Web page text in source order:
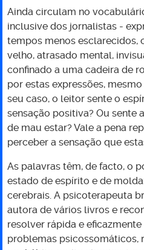
Ainda circulam no
inclusive dos jornalistas -
tempos menos esclarecidos,
velho, atrasado mental,
confinado a uma cadeira de
por estas expressões,
seu caso, o leitor sente o
sensação positiva? Ou sente
de mau estar? Vale a pena
perceber a sensação que
As palavras têm, de facto, o
estado de espírito e de
cerebrais. A psicoterapeuta
autora de vários livros e
resolver rápida e
problemas psicossomáticos,